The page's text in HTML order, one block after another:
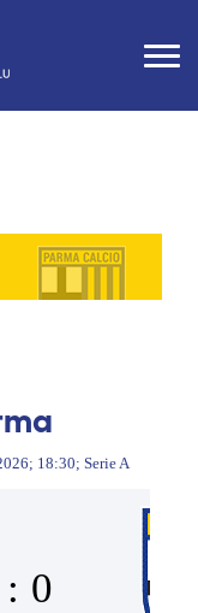
18:30; Serie A
0